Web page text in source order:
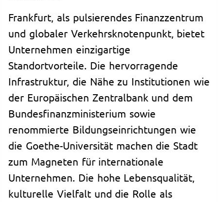
Frankfurt, als pulsierendes Finanzzentrum
und globaler Verkehrsknotenpunkt, bietet
Unternehmen einzigartige
Standortvorteile. Die hervorragende
Infrastruktur, die Nähe zu Institutionen wie
der Europäischen Zentralbank und dem
Bundesfinanzministerium sowie
renommierte Bildungseinrichtungen wie
die Goethe-Universität machen die Stadt
zum Magneten für internationale
Unternehmen. Die hohe Lebensqualität,
kulturelle Vielfalt und die Rolle als